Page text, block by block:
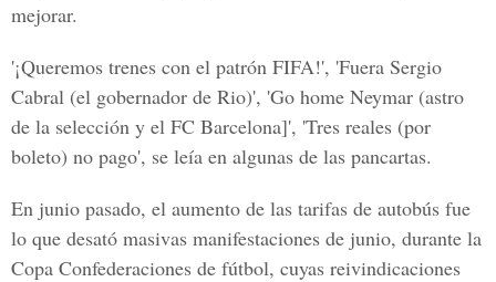
mejorar.
'¡Queremos trenes con el patrón FIFA!', 'Fuera Sergio
Cabral (el gobernador de Rio)', 'Go home Neymar (astro
de la selección y el FC Barcelona]', 'Tres reales (por
boleto) no pago', se leía en algunas de las pancartas.
En junio pasado, el aumento de las tarifas de autobús fue
lo que desató masivas manifestaciones de junio, durante la
Copa Confederaciones de fútbol, cuyas reivindicaciones